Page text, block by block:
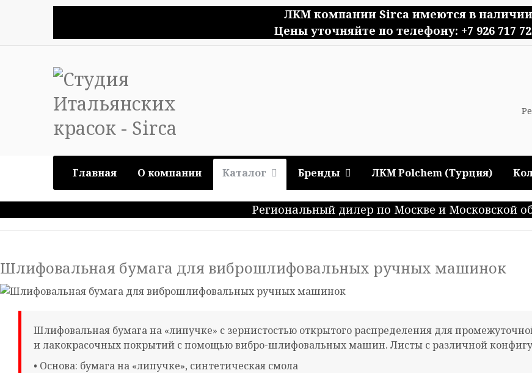
ЛКМ компании Sirca имеются в
Цены уточняйте по телефону: +7 926 717
Главная О компании Каталог Бренды ЛКМ Polchem (Турция)
Региональный дилер по Москве и Московской
Шлифовальная бумага для виброшлифовальных ручных машинок
Шлифовальная бумага на «липучке» с зернистостью открытого распределения для
и лакокрасочных покрытий с помощью вибро-шлифовальных машин. Листы с различной
• Основа: бумага на «липучке», синтетическая смола